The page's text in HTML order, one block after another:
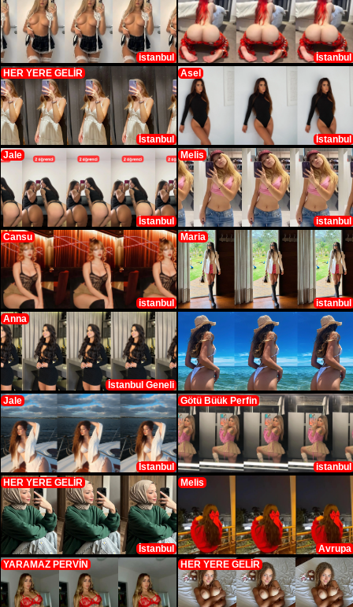
istanbul
İstanbul
HER YERE GELİR
İstanbul
Asel
İstanbul
Jale
İstanbul
Melis
istanbul
Cansu
istanbul
Maria
istanbul
Anna
İstanbul Geneli
Jale
İstanbul
Götü Büük Perfin
istanbul
HER YERE GELİR
İstanbul
Melis
Avrupa
YARAMAZ PERVİN
HER YERE GELİR